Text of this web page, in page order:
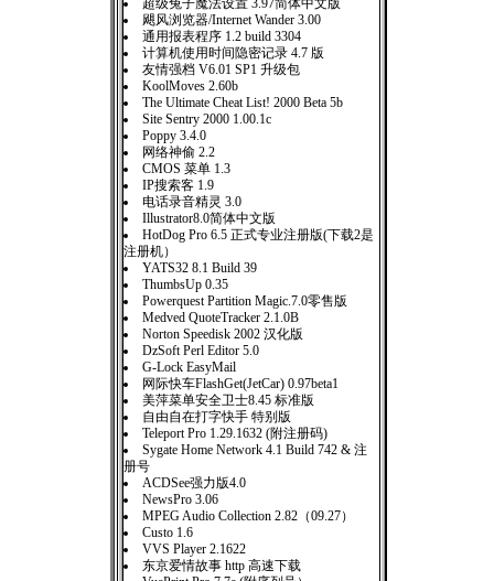
超级兔子魔法设置 3.97简体中文版
飓风浏览器/Internet Wander 3.00
通用报表程序 1.2 build 3304
计算机使用时间隐密记录 4.7 版
友情强档 V6.01 SP1 升级包
KoolMoves 2.60b
The Ultimate Cheat List! 2000 Beta 5b
Site Sentry 2000 1.00.1c
Poppy 3.4.0
网络神偷 2.2
CMOS 菜单 1.3
IP搜索客 1.9
电话录音精灵 3.0
Illustrator8.0简体中文版
HotDog Pro 6.5 正式专业注册版(下载2是
注册机）
YATS32 8.1 Build 39
ThumbsUp 0.35
Powerquest Partition Magic.7.0零售版
Medved QuoteTracker 2.1.0B
Norton Speedisk 2002 汉化版
DzSoft Perl Editor 5.0
G-Lock EasyMail
网际快车FlashGet(JetCar) 0.97beta1
美萍菜单安全卫士8.45 标准版
自由自在打字快手 特别版
Teleport Pro 1.29.1632 (附注册码)
Sygate Home Network 4.1 Build 742 & 注
册号
ACDSee强力版4.0
NewsPro 3.06
MPEG Audio Collection 2.82（09.27）
Custo 1.6
VVS Player 2.1622
东京爱情故事 http 高速下载